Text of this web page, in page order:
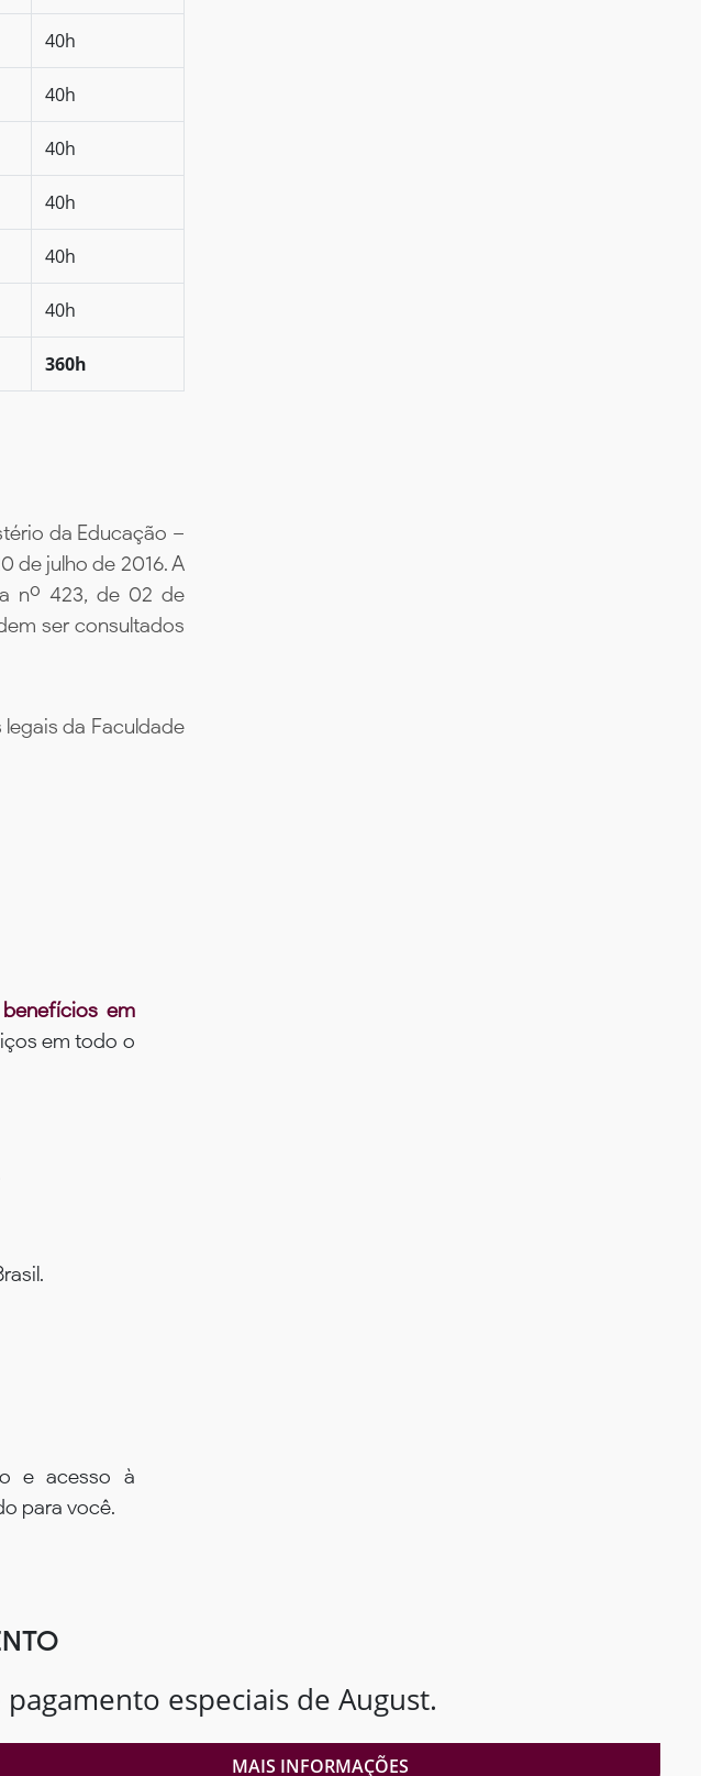
40h
40h
40h
40h
40h
40h
360h
da Educação –
de julho de 2016. A
nº 423, de 02 de
ser consultados
da Faculdade
em
em todo o
e acesso à
para você.
pagamento especiais de August.
MAIS INFORMAÇÕES